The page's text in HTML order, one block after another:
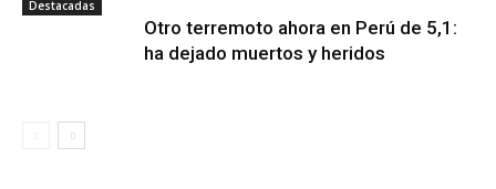
Destacadas
Otro terremoto ahora en Perú de 5,1:
ha dejado muertos y heridos